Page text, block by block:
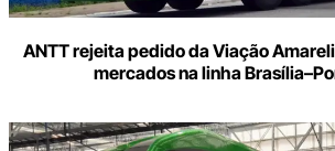
ANTT rejeita pedido da Viação
mercados na linha